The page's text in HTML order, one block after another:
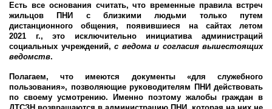
Есть все основания считать, что временные правила встреч
жильцов ПНИ с близкими людьми только путем
дистанционного общения, появившиеся на сайтах летом
2021 г., это исключительно инициатива администраций
социальных учреждений, с ведома и согласия вышестоящих
ведомств.
Полагаем, что имеются документы «для служебного
пользования», позволяющие руководителям ПНИ действовать
по своему усмотрению. Именно поэтому жалобы граждан в